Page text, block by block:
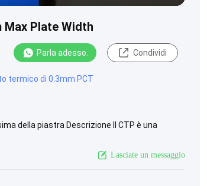
Max Plate Width
Parla adesso. Condividi
termico di 0.3mm PCT
della piastra Descrizione Il CTP è una
Lasciate un messaggio